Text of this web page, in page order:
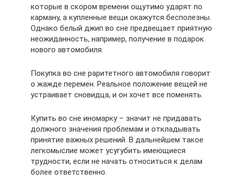
которые в скором времени ощутимо ударят по
карману, а купленные вещи окажутся бесполезны.
Однако белый джип во сне предвещает приятную
неожиданность, например, получение в подарок
нового автомобиля.
Покупка во сне раритетного автомобиля говорит
о жажде перемен. Реальное положение вещей не
устраивает сновидца, и он хочет все поменять.
Купить во сне иномарку – значит не придавать
должного значения проблемам и откладывать
принятие важных решений. В дальнейшем такое
легкомыслие может усугубить имеющиеся
трудности, если не начать относиться к делам
более ответственно.